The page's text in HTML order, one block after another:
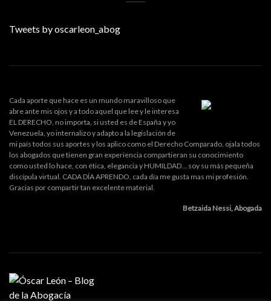
Tweets by oscarleon_abog
Cada aporte que hace es un mundo maravilloso que
abre ante mis ojos y a todo aquel que lee y le interesa
EL DERECHO, no importa, si usted es de España y yo
Venezuela, yo internalizo y adapto a la legislación de
mi país todos sus aportes y los aplico como el Derecho Comparado, ojala todos
los abogados que tienen gran experiencia compartieran su conocimiento
como usted lo hace, con ética, elegancia y HUMILDAD... soy su más pequeña
discípula virtual. CADA DÍA APRENDO, cada día me gusta mas mi profesión.
Gracias por compartir tan excelente material.
Betzaida Nessi, Abogada